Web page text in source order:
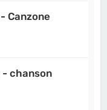
Canzone
- chanson